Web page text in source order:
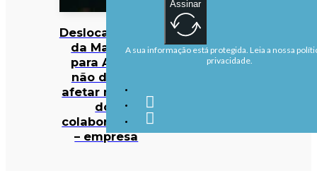
Deslocalização
da Margres
para Aveiro
não deverá
afetar maioria
dos
colaboradores
– empresa
Assinar
A sua informação está protegida. Leia a nossa
privacidade.